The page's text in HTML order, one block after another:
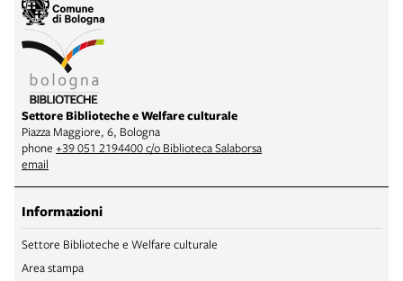
Settore Biblioteche e Welfare culturale
Piazza Maggiore, 6, Bologna
phone +39 051 2194400 c/o Biblioteca Salaborsa
email
Informazioni
Settore Biblioteche e Welfare culturale
Area stampa